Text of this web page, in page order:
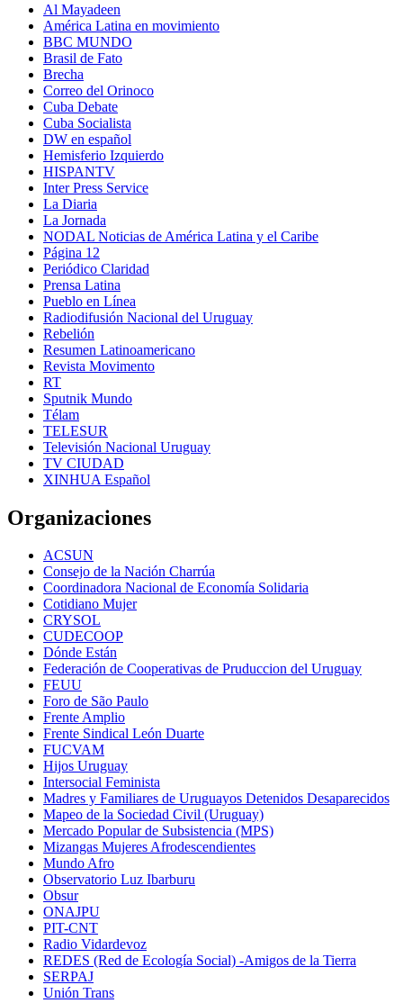
Al Mayadeen
América Latina en movimiento
BBC MUNDO
Brasil de Fato
Brecha
Correo del Orinoco
Cuba Debate
Cuba Socialista
DW en español
Hemisferio Izquierdo
HISPANTV
Inter Press Service
La Diaria
La Jornada
NODAL Noticias de América Latina y el Caribe
Página 12
Periódico Claridad
Prensa Latina
Pueblo en Línea
Radiodifusión Nacional del Uruguay
Rebelión
Resumen Latinoamericano
Revista Movimento
RT
Sputnik Mundo
Télam
TELESUR
Televisión Nacional Uruguay
TV CIUDAD
XINHUA Español
Organizaciones
ACSUN
Consejo de la Nación Charrúa
Coordinadora Nacional de Economía Solidaria
Cotidiano Mujer
CRYSOL
CUDECOOP
Dónde Están
Federación de Cooperativas de Pruduccion del Uruguay
FEUU
Foro de São Paulo
Frente Amplio
Frente Sindical León Duarte
FUCVAM
Hijos Uruguay
Intersocial Feminista
Madres y Familiares de Uruguayos Detenidos Desaparecidos
Mapeo de la Sociedad Civil (Uruguay)
Mercado Popular de Subsistencia (MPS)
Mizangas Mujeres Afrodescendientes
Mundo Afro
Observatorio Luz Ibarburu
Obsur
ONAJPU
PIT-CNT
Radio Vidardevoz
REDES (Red de Ecología Social) -Amigos de la Tierra
SERPAJ
Unión Trans